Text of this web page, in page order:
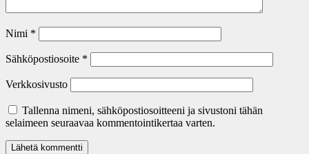
Nimi *
Sähköpostiosoite *
Verkkosivusto
Tallenna nimeni, sähköpostiosoitteeni ja sivustoni tähän
selaimeen seuraavaa kommentointikertaa varten.